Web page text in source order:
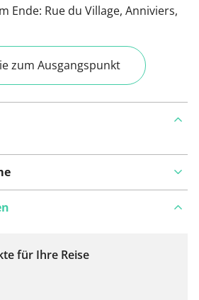
Ende: Rue du Village, Anniviers,
zum Ausgangspunkt
für Ihre Reise